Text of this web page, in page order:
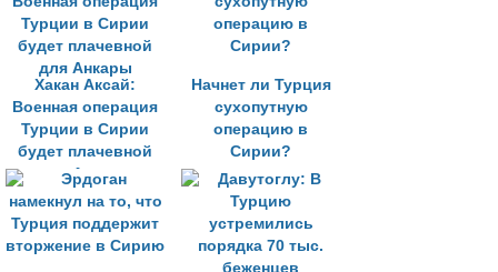
Хакан Аксай:
Военная операция
Турции в Сирии
будет плачевной
для Анкары
Начнет ли Турция
сухопутную
операцию в
Сирии?